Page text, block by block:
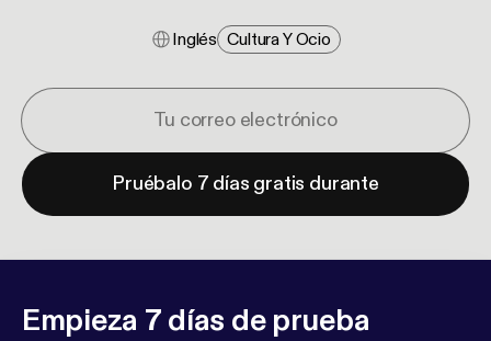
Inglés Cultura Y Ocio
Pruébalo 7 días gratis durante
Empieza 7 días de prueba